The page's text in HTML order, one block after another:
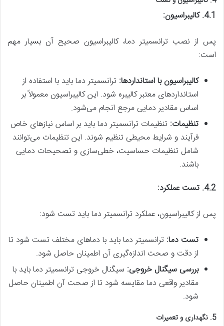
4.1. کالیبراسیون:
پس از نصب ترانسمیتر دما، کالیبراسیون صحیح آن بسیار مهم
است:
کالیبراسیون با استانداردها: ترانسمیتر دما باید با استفاده از
استانداردهای معتبر کالیبره شود. این کالیبراسیون معمولاً بر
اساس مقادیر دمایی مرجع انجام می‌شود.
تنظیمات: تنظیمات ترانسمیتر دما باید بر اساس نیازهای خاص
فرآیند و شرایط محیطی تنظیم شوند. این تنظیمات می‌توانند
شامل تنظیمات حساسیت، خطی‌سازی و تصحیحات دمایی
باشند.
4.2. تست عملکرد:
پس از کالیبراسیون، عملکرد ترانسمیتر دما باید تست شود:
تست دما: ترانسمیتر دما باید با دماهای مختلف تست شود تا
از دقت و صحت اندازه‌گیری آن اطمینان حاصل شود.
بررسی سیگنال خروجی: سیگنال خروجی ترانسمیتر دما باید با
مقادیر واقعی دما مقایسه شود تا از صحت آن اطمینان حاصل
شود.
5. نگهداری و تعمیرات